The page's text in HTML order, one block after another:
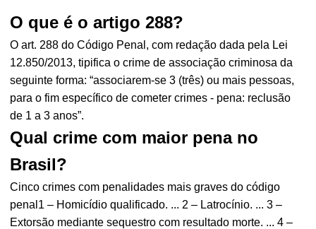
O que é o artigo 288?
O art. 288 do Código Penal, com redação dada pela Lei
12.850/2013, tipifica o crime de associação criminosa da
seguinte forma: “associarem-se 3 (três) ou mais pessoas,
para o fim específico de cometer crimes - pena: reclusão
de 1 a 3 anos”.
Qual crime com maior pena no
Brasil?
Cinco crimes com penalidades mais graves do código
penal1 – Homicídio qualificado. ... 2 – Latrocínio. ... 3 –
Extorsão mediante sequestro com resultado morte. ... 4 –